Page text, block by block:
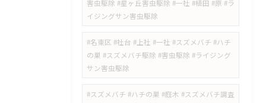
害虫駆除 #星ヶ丘害虫駆除 #一社 #植田 #原 #ラ
イジングサン害虫駆除
#名東区 #社台 #上社 #一社 #スズメバチ #ハチ
の巣 #スズメバチ駆除 #害虫駆除 #ライジング
サン害虫駆除
#スズメバチ #ハチの巣 #庭木 #スズメバチ調査